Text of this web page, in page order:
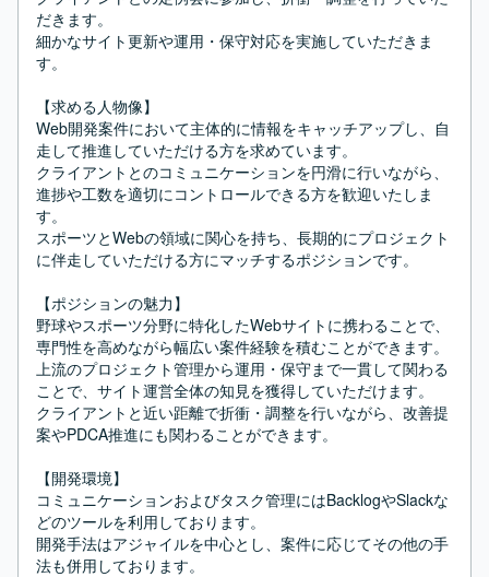
だきます。
細かなサイト更新や運用・保守対応を実施していただきま
す。
【求める人物像】
Web開発案件において主体的に情報をキャッチアップし、自
走して推進していただける方を求めています。
クライアントとのコミュニケーションを円滑に行いながら、
進捗や工数を適切にコントロールできる方を歓迎いたしま
す。
スポーツとWebの領域に関心を持ち、長期的にプロジェクト
に伴走していただける方にマッチするポジションです。
【ポジションの魅力】
野球やスポーツ分野に特化したWebサイトに携わることで、
専門性を高めながら幅広い案件経験を積むことができます。
上流のプロジェクト管理から運用・保守まで一貫して関わる
ことで、サイト運営全体の知見を獲得していただけます。
クライアントと近い距離で折衝・調整を行いながら、改善提
案やPDCA推進にも関わることができます。
【開発環境】
コミュニケーションおよびタスク管理にはBacklogやSlackな
どのツールを利用しております。
開発手法はアジャイルを中心とし、案件に応じてその他の手
法も併用しております。